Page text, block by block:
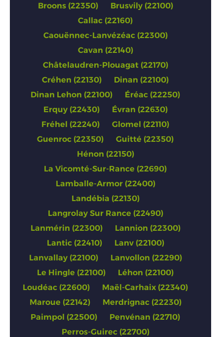
Broons (22350)
Brusvily (22100)
Callac (22160)
Caouënnec-Lanvézéac (22300)
Cavan (22140)
Châtelaudren-Plouagat (22170)
Créhen (22130)
Dinan (22100)
Dinan Lehon (22100)
Éréac (22250)
Erquy (22430)
Évran (22630)
Fréhel (22240)
Glomel (22110)
Guenroc (22350)
Guitté (22350)
Hénon (22150)
La Vicomté-Sur-Rance (22690)
Lamballe-Armor (22400)
Landébia (22130)
Langrolay Sur Rance (22490)
Lanmérin (22300)
Lannion (22300)
Lantic (22410)
Lanv (22100)
Lanvallay (22100)
Lanvollon (22290)
Le Hingle (22100)
Léhon (22100)
Loudéac (22600)
Maël-Carhaix (22340)
Maroue (22142)
Merdrignac (22230)
Paimpol (22500)
Penvénan (22710)
Perros-Guirec (22700)